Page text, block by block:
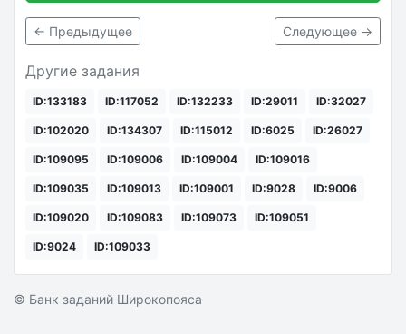
← Предыдущее Следующее →
Другие задания
ID:133183 ID:117052 ID:132233 ID:29011 ID:32027
ID:102020 ID:134307 ID:115012 ID:6025 ID:26027
ID:109095 ID:109006 ID:109004 ID:109016
ID:109035 ID:109013 ID:109001 ID:9028 ID:9006
ID:109020 ID:109083 ID:109073 ID:109051
ID:9024 ID:109033
© Банк заданий Широкопояса